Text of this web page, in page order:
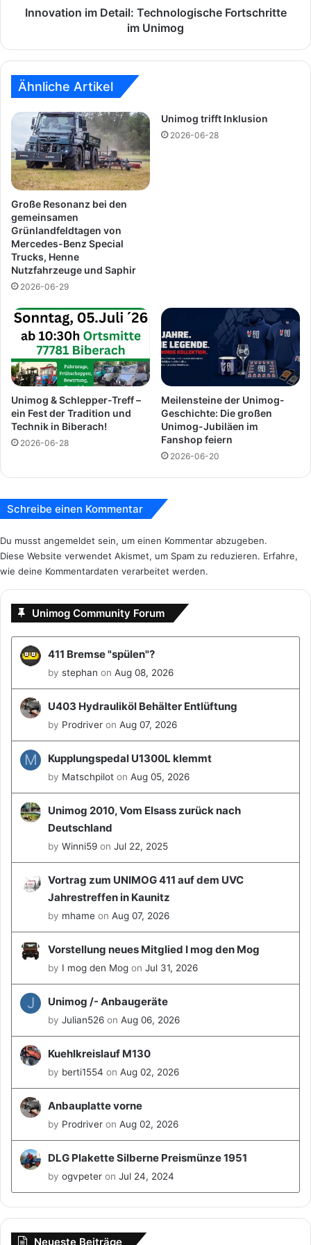
t
a
u
i
e
R
o
y
a
l
S
e
a
k
o
m
m
e
n
s
a
e
t
g
e
r
a
T
e
c
h
n
o
l
o
g
i
c
F
o
t
s
h
i
t
e
m
o
g
Innovation im Detail: Technologische Fortschritte
im Unimog
Ähnliche Artikel
Große Resonanz bei den
gemeinsamen
Grünlandfeldtagen von
Mercedes-Benz Special
Trucks, Henne
Nutzfahrzeuge und Saphir
2026-06-29
Unimog trifft Inklusion
2026-06-28
Unimog & Schlepper-Treff –
ein Fest der Tradition und
Technik in Biberach!
2026-06-28
Meilensteine der Unimog-
Geschichte: Die großen
Unimog-Jubiläen im
Fanshop feiern
2026-06-20
Schreibe einen Kommentar
Du musst angemeldet sein, um einen Kommentar abzugeben.
Diese Website verwendet Akismet, um Spam zu reduzieren. Erfahre,
wie deine Kommentardaten verarbeitet werden.
Unimog Community Forum
411 Bremse "spülen"?
by stephan on Aug 08, 2026
U403 Hydrauliköl Behälter Entlüftung
by Prodriver on Aug 07, 2026
M Kupplungspedal U1300L klemmt
by Matschpilot on Aug 05, 2026
Unimog 2010, Vom Elsass zurück nach
Deutschland
by Winni59 on Jul 22, 2025
Vortrag zum UNIMOG 411 auf dem UVC
Jahrestreffen in Kaunitz
by mhame on Aug 07, 2026
Vorstellung neues Mitglied I mog den Mog
by I mog den Mog on Jul 31, 2026
J Unimog /- Anbaugeräte
by Julian526 on Aug 06, 2026
Kuehlkreislauf M130
by berti1554 on Aug 02, 2026
Anbauplatte vorne
by Prodriver on Aug 02, 2026
DLG Plakette Silberne Preismünze 1951
by ogvpeter on Jul 24, 2024
Neueste Beiträge